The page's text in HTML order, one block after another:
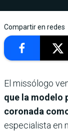
Compartir en redes
El missólogo
que la modelo
coronada
especialista en